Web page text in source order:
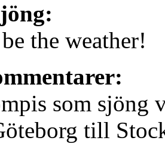
the weather!
som sjöng
till